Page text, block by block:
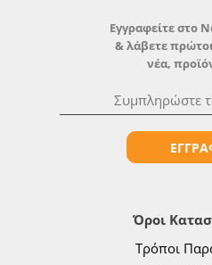
Όροι
Τρόποι
Εγγραφείτε στο
& λάβετε
νέα,